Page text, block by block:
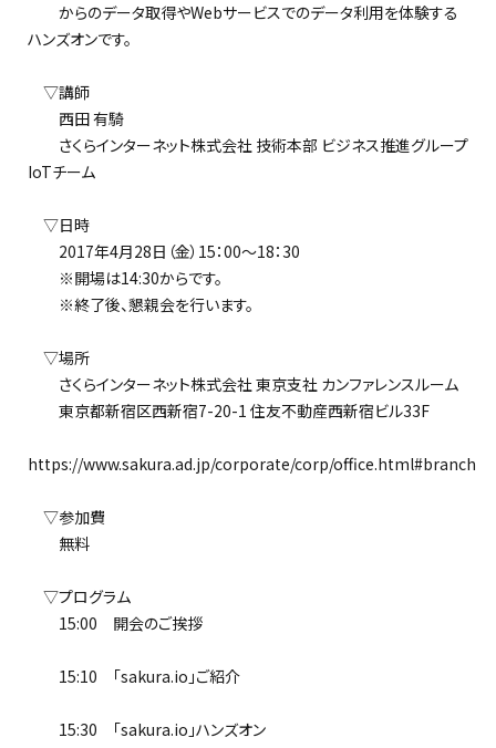
からのデータ取得やWebサービスでのデータ利用を体験する
ハンズオンです。
▽講師
西田 有騎
さくらインターネット株式会社 技術本部 ビジネス推進グループ
IoTチーム
▽日時
2017年4月28日（金）15：00～18：30
※開場は14:30からです。
※終了後、懇親会を行います。
▽場所
さくらインターネット株式会社 東京支社 カンファレンスルーム
東京都新宿区西新宿7-20-1 住友不動産西新宿ビル33F
https://www.sakura.ad.jp/corporate/corp/office.html#branch
▽参加費
無料
▽プログラム
15:00 開会のご挨拶
15:10 「sakura.io」ご紹介
15:30 「sakura.io」ハンズオン